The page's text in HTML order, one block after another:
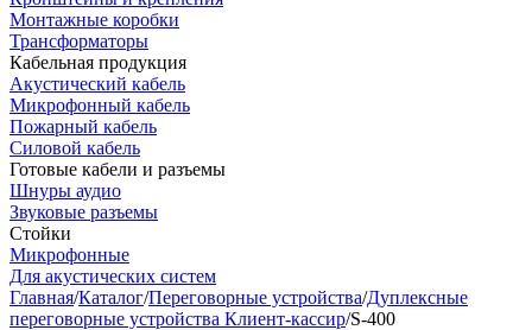
Монтажные коробки
Трансформаторы
Кабельная продукция
Акустический кабель
Микрофонный кабель
Пожарный кабель
Силовой кабель
Готовые кабели и разъемы
Шнуры аудио
Звуковые разъемы
Стойки
Микрофонные
Для акустических систем
Главная/Каталог/Переговорные устройства/Дуплексные
переговорные устройства Клиент-кассир/S-400